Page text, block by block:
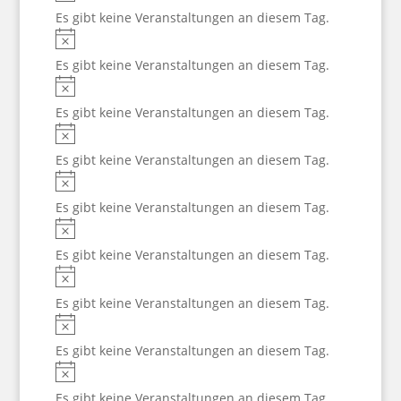
Es gibt keine Veranstaltungen an diesem Tag.
Es gibt keine Veranstaltungen an diesem Tag.
Es gibt keine Veranstaltungen an diesem Tag.
Es gibt keine Veranstaltungen an diesem Tag.
Es gibt keine Veranstaltungen an diesem Tag.
Es gibt keine Veranstaltungen an diesem Tag.
Es gibt keine Veranstaltungen an diesem Tag.
Es gibt keine Veranstaltungen an diesem Tag.